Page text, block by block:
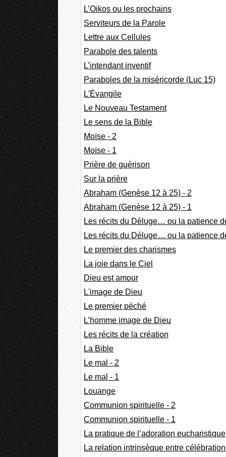
L’Oikos ou les prochains
Serviteurs de la Parole
Lettre aux Cellules
Parabole des talents
L’intendant inventif
Paraboles de la miséricorde (Luc 15)
L'Évangile
Le Nouveau Testament
Le sens de la Bible
Moïse - 2
Moïse - 1
Prière de guérison
Sur la prière
Abraham (Genèse 12 à 25) - 2
Abraham (Genèse 12 à 25) - 1
Les récits du Déluge… ou la patience
Les récits du Déluge… ou la patience
Le premier des charismes
La joie dans le Ciel
Dieu est amour
L'image de Dieu
Le premier péché
L’homme image de Dieu
Les récits de la création
La Bible
Le mal - 2
Le mal - 1
Louange
Communion spirituelle - 2
Communion spirituelle - 1
La pratique de l’adoration eucharistique
La relation intrinsèque entre